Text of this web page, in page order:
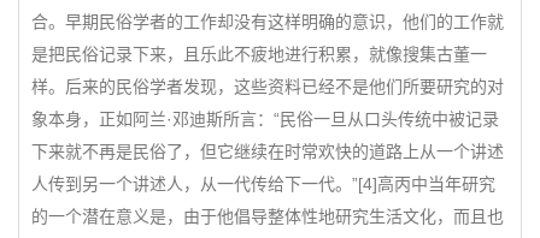
合。早期民俗学者的工作却没有这样明确的意识，他们的工作就
是把民俗记录下来，且乐此不疲地进行积累，就像搜集古董一
样。后来的民俗学者发现，这些资料已经不是他们所要研究的对
象本身，正如阿兰·邓迪斯所言：“民俗一旦从口头传统中被记录
下来就不再是民俗了，但它继续在时常欢快的道路上从一个讲述
人传到另一个讲述人，从一代传给下一代。”[4]高丙中当年研究
的一个潜在意义是，由于他倡导整体性地研究生活文化，而且也